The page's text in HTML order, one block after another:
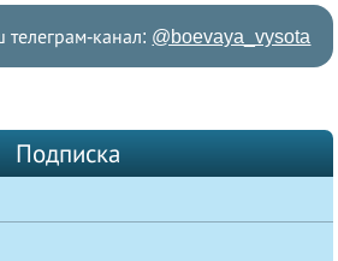
канал: @boevaya_vysota
Подписка